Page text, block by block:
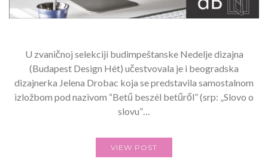
U zvaničnoj selekciji budimpeštanske Nedelje dizajna
(Budapest Design Hét) učestvovala je i beogradska
dizajnerka Jelena Drobac koja se predstavila samostalnom
izložbom pod nazivom “Betű beszél betűről” (srp: „Slovo o
slovu”…
VIEW POST